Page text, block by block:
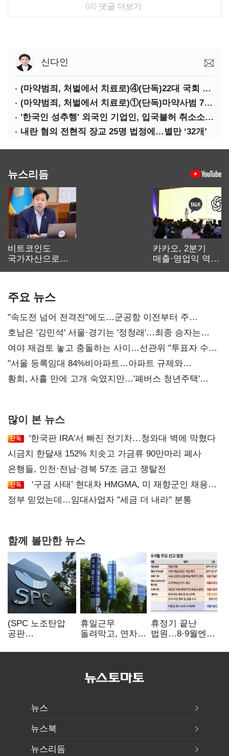
0/0 댓글 더보기
신다인
(마약범죄, 처벌에서 치료로)④(단독)22대 국회 마약법안 중 ‘처벌·단속’ 69%…‘치료·재활’ 11%
(마약범죄, 처벌에서 치료로)①(단독)마약사범 7400명 시대, 담장 안 '치료 혁명'…광주교도소의 도전
'한국인 성추행' 외국인 기업인, 입국불허 취소소송 '패'
내란 혐의 전현직 장교 25명 법정에…별만 ‘32개’
뉴스리듬
비트코인도
국가자산으로…'
카카오, 2분기
매출·영업익 역대
주요 뉴스
"속도전 넘어 전격전"에도…군공항 이전부터 주
52시간까지 '뇌관'
호남은 '김민석' 서울·경기는 '정청래'…최종 승자는
'안갯속'
여야 재검토 놓고 충돌하는 사이…선관위 "투표자 수
오차 당연"
"서울 등록임대 84%비아파트…아파트 규제와
달리해야"
황희, 사흘 만에 고개 숙였지만…'폐버스 청년주택'
많이 본 뉴스
'한국판 IRA'서 빠진 전기차…청와대 벽에 막혔다
시금치 한달새 152% 치솟고 가금류 90만마리 폐사
은행들, 인천·전남·경북 57조 금고 쟁탈전
‘구금 사태’ 현대차 HMGMA, 미 재향군인 채용
확대로 분위기 반전
정부 믿었는데…임대사업자 "세금 더 내라" 분통
함께 볼만한 뉴스
(SPC 노조탄압
공판
도 책임 안 지는
휴일근무
돌려막고, 연차도
승무현장의
52시간'
휴정기 끝난
법원…8·9월엔
'줄선고' 예정
뉴스
뉴스북
뉴스리듬